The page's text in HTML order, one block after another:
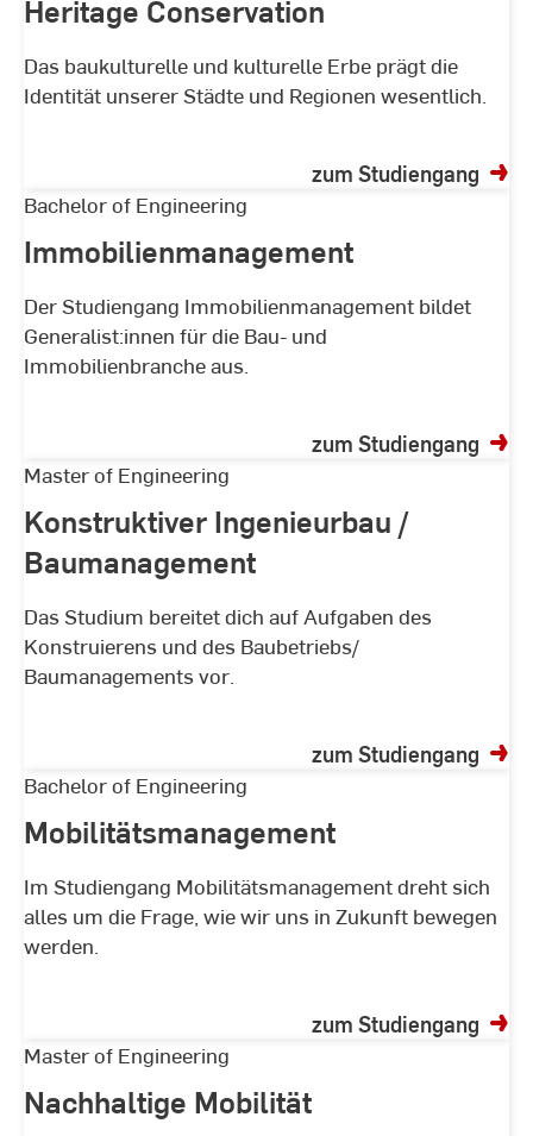
Heritage
Heritage Conservation
Das baukulturelle und kulturelle Erbe prägt die
Identität unserer Städte und Regionen wesentlich.
zum Studiengang
Immobilienmanagement
Bachelor of Engineering
Immobilienmanagement
Der Studiengang Immobilienmanagement bildet
Generalist:innen für die Bau- und
Immobilienbranche aus.
zum Studiengang
Konstruktiver
/
Baumanagement
Master of Engineering
Konstruktiver Ingenieurbau /
Baumanagement
Das Studium bereitet dich auf Aufgaben des
Konstruierens und des Baubetriebs/
Baumanagements vor.
zum Studiengang
Mobilitätsmanagement
Bachelor of Engineering
Mobilitätsmanagement
Im Studiengang Mobilitätsmanagement dreht sich
alles um die Frage, wie wir uns in Zukunft bewegen
werden.
zum Studiengang
Nachhaltige
Master of Engineering
Nachhaltige Mobilität